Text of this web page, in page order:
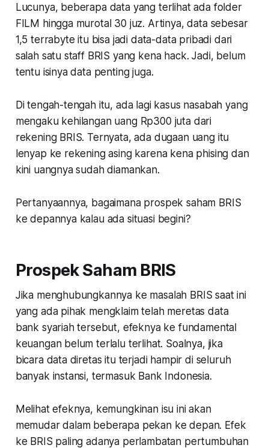
Lucunya, beberapa data yang terlihat ada folder
FILM hingga murotal 30 juz. Artinya, data sebesar
1,5 terrabyte itu bisa jadi data-data pribadi dari
salah satu staff BRIS yang kena hack. Jadi, belum
tentu isinya data penting juga.
Di tengah-tengah itu, ada lagi kasus nasabah yang
mengaku kehilangan uang Rp300 juta dari
rekening BRIS. Ternyata, ada dugaan uang itu
lenyap ke rekening asing karena kena phising dan
kini uangnya sudah diamankan.
Pertanyaannya, bagaimana prospek saham BRIS
ke depannya kalau ada situasi begini?
Prospek Saham BRIS
Jika menghubungkannya ke masalah BRIS saat ini
yang ada pihak mengklaim telah meretas data
bank syariah tersebut, efeknya ke fundamental
keuangan belum terlalu terlihat. Soalnya, jika
bicara data diretas itu terjadi hampir di seluruh
banyak instansi, termasuk Bank Indonesia.
Melihat efeknya, kemungkinan isu ini akan
memudar dalam beberapa pekan ke depan. Efek
ke BRIS paling adanya perlambatan pertumbuhan